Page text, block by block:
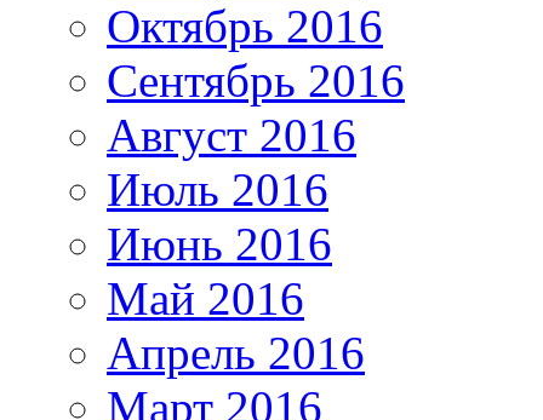
Октябрь 2016
Сентябрь 2016
Август 2016
Июль 2016
Июнь 2016
Май 2016
Апрель 2016
Март 2016